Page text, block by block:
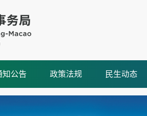
知公告 政策法规 民生动态